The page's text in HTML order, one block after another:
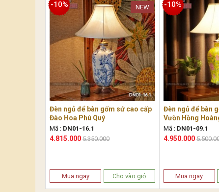
Đèn ngủ để bàn gốm sứ cao cấp
Đào Hoa Phú Quý
Mã : DN01-16.1
4.815.000
-10%
5.350.000
NEW
Mua ngay Cho vào giỏ
Đèn ngủ để bàn
Vườn Hồng
Mã : DN01-09.1
4.950.000
-10%
Mua ngay